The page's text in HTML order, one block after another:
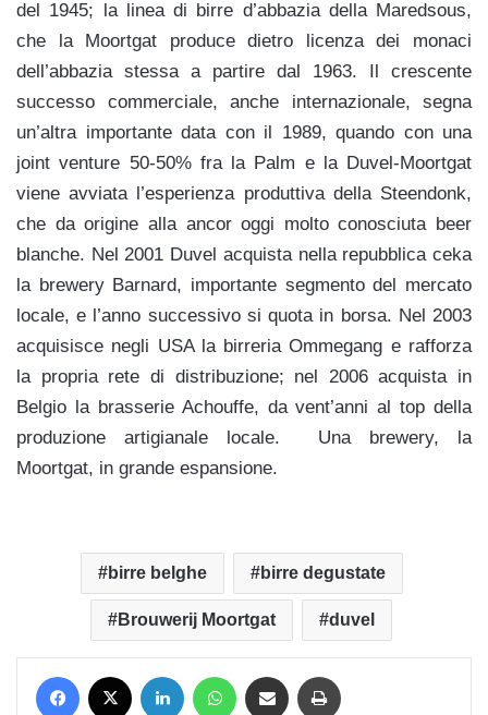
del 1945; la linea di birre d’abbazia della Maredsous,
che la Moortgat produce dietro licenza dei monaci
dell’abbazia stessa a partire dal 1963. Il crescente
successo commerciale, anche internazionale, segna
un’altra importante data con il 1989, quando con una
joint venture 50-50% fra la Palm e la Duvel-Moortgat
viene avviata l’esperienza produttiva della Steendonk,
che da origine alla ancor oggi molto conosciuta beer
blanche. Nel 2001 Duvel acquista nella repubblica ceka
la brewery Barnard, importante segmento del mercato
locale, e l’anno successivo si quota in borsa. Nel 2003
acquisisce negli USA la birreria Ommegang e rafforza
la propria rete di distribuzione; nel 2006 acquista in
Belgio la brasserie Achouffe, da vent’anni al top della
produzione artigianale locale. Una brewery, la
Moortgat, in grande espansione.
birre belghe birre degustate
Brouwerij Moortgat duvel
Facebook LinkedIn WhatsApp Condividi via mail